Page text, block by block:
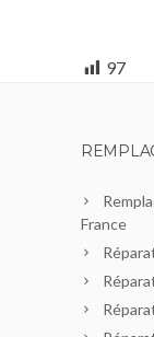
97
France